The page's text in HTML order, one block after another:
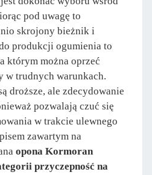
pod uwagę to
skrojony bieżnik i
produkcji ogumienia to
którym można oprzeć
w trudnych warunkach.
droższe, ale zdecydowanie
pozwalają czuć się
w trakcie ulewnego
zawartym na
opona Kormoran
przyczepność na